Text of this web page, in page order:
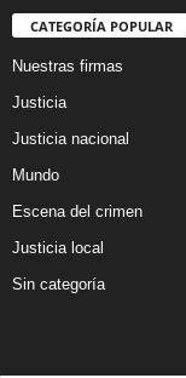
CATEGORÍA POPULAR
Nuestras firmas
Justicia
Justicia nacional
Mundo
Escena del crimen
Justicia local
Sin categoría